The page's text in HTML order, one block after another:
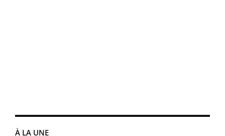
À LA UNE